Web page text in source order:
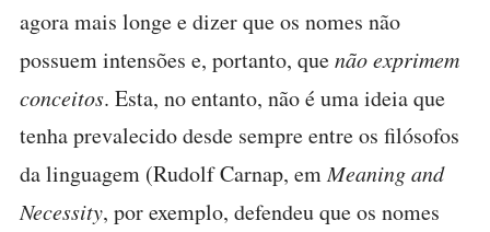
agora mais longe e dizer que os nomes não
possuem intensões e, portanto, quenão exprimem
conceitos. Esta, no entanto, não é uma ideia que
tenha prevalecido desde sempre entre os filósofos
da linguagem (Rudolf Carnap, emMeaning and
Necessity, por exemplo, defendeu que os nomes